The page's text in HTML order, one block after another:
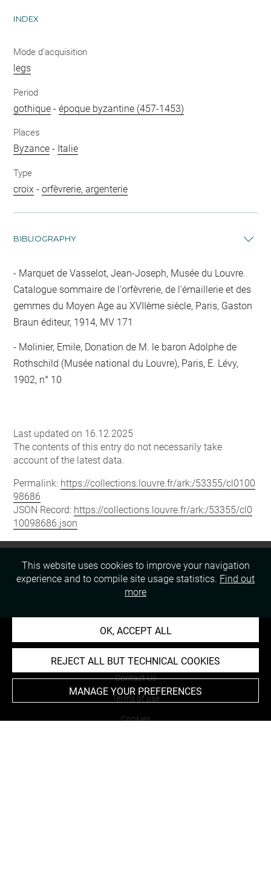
INDEX
Mode d'acquisition
legs
Period
gothique -époque byzantine (457-1453)
Places
Byzance - Italie
Type
croix -orfèvrerie, argenterie
BIBLIOGRAPHY
Marquet de Vasselot, Jean-Joseph, Musée du Louvre.
Catalogue sommaire de l'orfèvrerie, de l'émaillerie et des
gemmes du Moyen Age au XVIIème siècle, Paris, Gaston
Braun éditeur, 1914, MV 171
Molinier, Emile, Donation de M. le baron Adolphe de
Rothschild (Musée national du Louvre), Paris, E. Lévy,
1902, n° 10
Last updated on 16.12.2025
The contents of this entry do not necessarily take
account of the latest data.
Permalink: https://collections.louvre.fr/ark:/53355/cl0100
98686
JSON Record: https://collections.louvre.fr/ark:/53355/cl0
10098686.json
About
Contact Us
Terms of use
Cookies
This website uses cookies to improve your navigation
experience and to compile site usage statistics. Find out
more
OK, ACCEPT ALL
REJECT ALL BUT TECHNICAL COOKIES
MANAGE YOUR PREFERENCES